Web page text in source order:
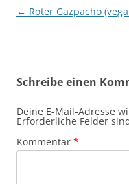
Beitragsnavigation
← Roter Gazpacho
Schreibe einen
Deine E-Mail-Adresse
Erforderliche Felder
Kommentar *